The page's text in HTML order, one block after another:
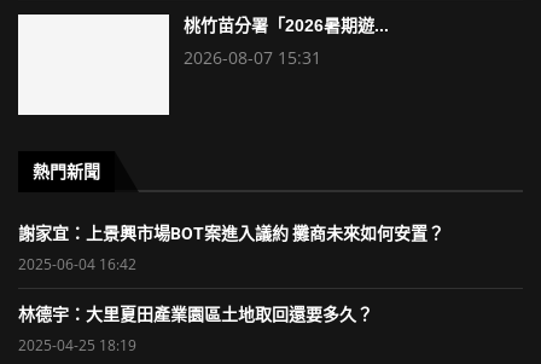
桃竹苗分署「2026暑期遊...
2026-08-07 15:31
熱門新聞
謝家宜：上景興市場BOT案進入議約 攤商未來如何安置？
2025-06-04 16:42
林德宇：大里夏田產業園區土地取回還要多久？
2025-04-25 18:19